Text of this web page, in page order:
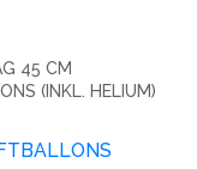
45 CM
(INKL. HELIUM)